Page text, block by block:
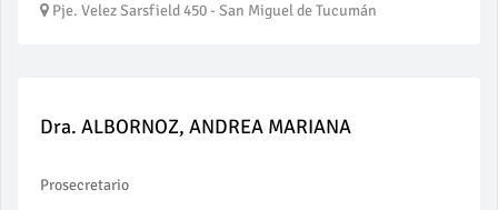
Pje. Velez Sarsfield 450 - San Miguel de Tucumán
Dra. ALBORNOZ, ANDREA MARIANA
Prosecretario